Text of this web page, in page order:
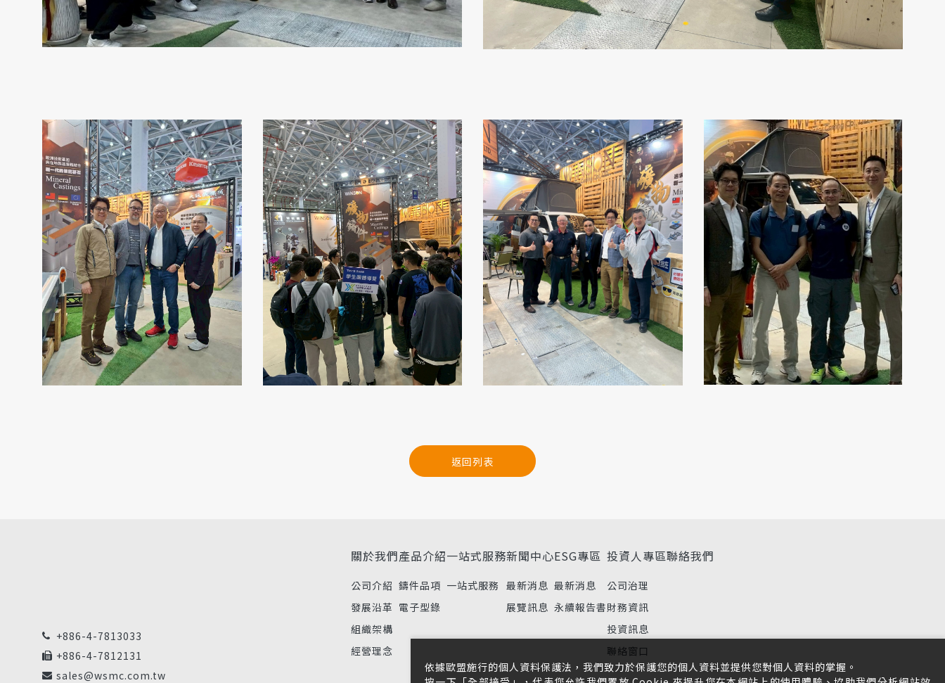
返回列表
+886-4-7813033
+886-4-7812131
sales@wsmc.com.tw
關於我們
公司介紹
發展沿革
組織架構
經營理念
產品介紹
鑄件品項
電子型錄
一站式服務
一站式服務
新聞中心
最新消息
展覽訊息
ESG專區
最新消息
永續報告書
投資人專區
公司治理
財務資訊
投資訊息
聯絡窗口
聯絡我們
依據歐盟施行的個人資料保護法，我們致力於保護您的個人資料並提供您對個人資料的掌握。